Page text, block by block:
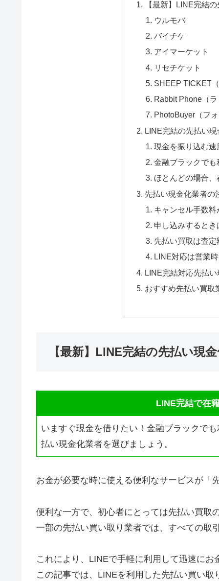
【最新】LINE完結
ウルモバ
バイチケ
アイマーケット
リセチケット
SHEEP TICKET
Rabbit Phone（
PhotoBuyer（フ
LINE完結の先払い
現金を振り込む速
金融ブラックでも
ほとんどの場合
先払い現金化業者の
キャンセル手数料
申し込みすると
先払い買取は査
LINE対応は営業
LINE完結対応先払
おすすめ先払い買取
【最新】LINE完結の先払い現
LINE完結で在
いますぐ現金を借りたい！金融ブラックで
払い現金化業者を選びましょう。
お金が必要な時に使える便利なサービスが「
便利な一方で、初心者にとっては先払い買取
一部の先払い買い取り業者では、すべての取
これにより、LINEで手軽に利用して迅速に
この記事では、LINEを利用した先払い買い